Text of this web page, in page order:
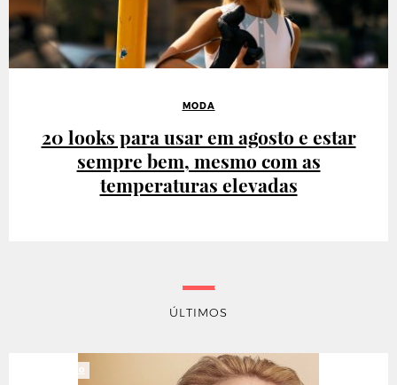
MODA
20 looks para usar em agosto e estar
sempre bem, mesmo com as
temperaturas elevadas
ÚLTIMOS
PATROCINADO